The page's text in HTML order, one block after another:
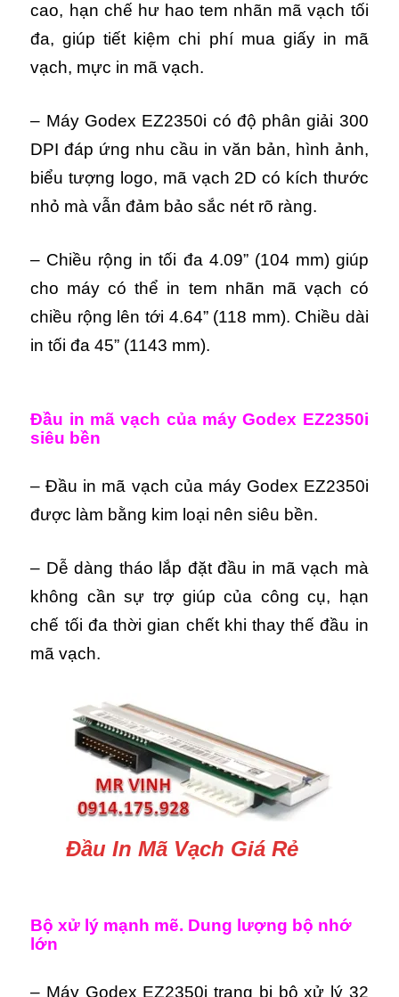
cao, hạn chế hư hao tem nhãn mã vạch tối
đa, giúp tiết kiệm chi phí mua giấy in mã
vạch, mực in mã vạch.
– Máy Godex EZ2350i có độ phân giải 300
DPI đáp ứng nhu cầu in văn bản, hình ảnh,
biểu tượng logo, mã vạch 2D có kích thước
nhỏ mà vẫn đảm bảo sắc nét rõ ràng.
– Chiều rộng in tối đa 4.09” (104 mm) giúp
cho máy có thể in tem nhãn mã vạch có
chiều rộng lên tới 4.64” (118 mm). Chiều dài
in tối đa 45” (1143 mm).
Đầu in mã vạch của máy Godex EZ2350i
siêu bền
– Đầu in mã vạch của máy Godex EZ2350i
được làm bằng kim loại nên siêu bền.
– Dễ dàng tháo lắp đặt đầu in mã vạch mà
không cần sự trợ giúp của công cụ, hạn
chế tối đa thời gian chết khi thay thế đầu in
mã vạch.
Đầu In Mã Vạch Giá Rẻ
Bộ xử lý mạnh mẽ. Dung lượng bộ nhớ
lớn
– Máy Godex EZ2350i trang bị bộ xử lý 32